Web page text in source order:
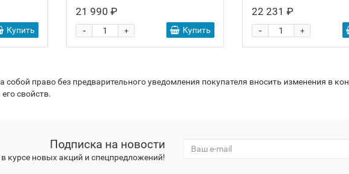
Купить
21 990 ₽
+
- Купить
22 231 ₽
+
-
собой право без предварительного уведомления покупателя вносить изменения в
свойств.
Подписка на новости
в курсе новых акций и спецпредложений!